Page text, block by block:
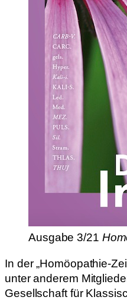
Ausgabe 3/21
In der „Homöopathie-
unter anderem
Gesellschaft für